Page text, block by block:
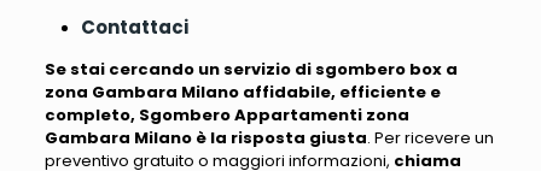
Contattaci
Se stai cercando un servizio di sgombero box a
zona Gambara Milano affidabile, efficiente e
completo, Sgombero Appartamenti zona
Gambara Milano è la risposta giusta. Per ricevere un
preventivo gratuito o maggiori informazioni, chiama